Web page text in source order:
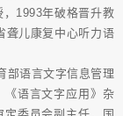
1993年破格晋升教
聋儿康复中心听力语
部语言文字信息管理
《语言文字应用》杂